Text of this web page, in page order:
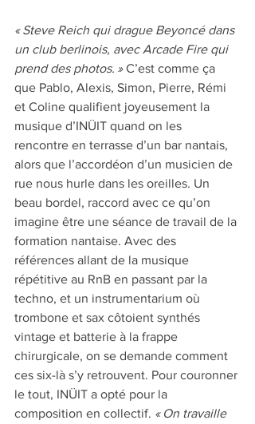
« Steve Reich qui drague Beyoncé dans
un club berlinois, avec Arcade Fire qui
prend des photos. » C’est comme ça
que Pablo, Alexis, Simon, Pierre, Rémi
et Coline qualifient joyeusement la
musique d’INÜIT quand on les
rencontre en terrasse d’un bar nantais,
alors que l’accordéon d’un musicien de
rue nous hurle dans les oreilles. Un
beau bordel, raccord avec ce qu’on
imagine être une séance de travail de la
formation nantaise. Avec des
références allant de la musique
répétitive au RnB en passant par la
techno, et un instrumentarium où
trombone et sax côtoient synthés
vintage et batterie à la frappe
chirurgicale, on se demande comment
ces six-là s’y retrouvent. Pour couronner
le tout, INÜIT a opté pour la
composition en collectif. « On travaille